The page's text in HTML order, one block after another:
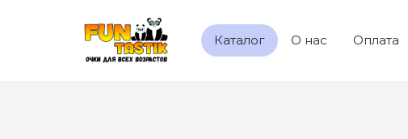
Каталог О нас Оплата